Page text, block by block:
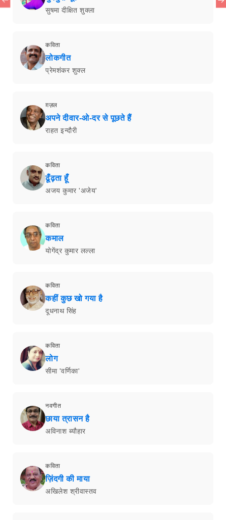
सुषमा दीक्षित शुक्ला
कविता
लोकगीत
प्रेमशंकर शुक्ल
ग़ज़ल
अपने दीवार-ओ-दर से पूछते हैं
राहत इन्दौरी
कविता
ढूँढ़ता हूँ
अजय कुमार 'अजेय'
कविता
कमाल
योगेंद्र कुमार लल्ला
कविता
कहीं कुछ खो गया है
दूधनाथ सिंह
कविता
लोग
सीमा 'वर्णिका'
नवगीत
छाया त्रासन है
अविनाश ब्यौहार
कविता
ज़िंदगी की माया
अखिलेश श्रीवास्तव